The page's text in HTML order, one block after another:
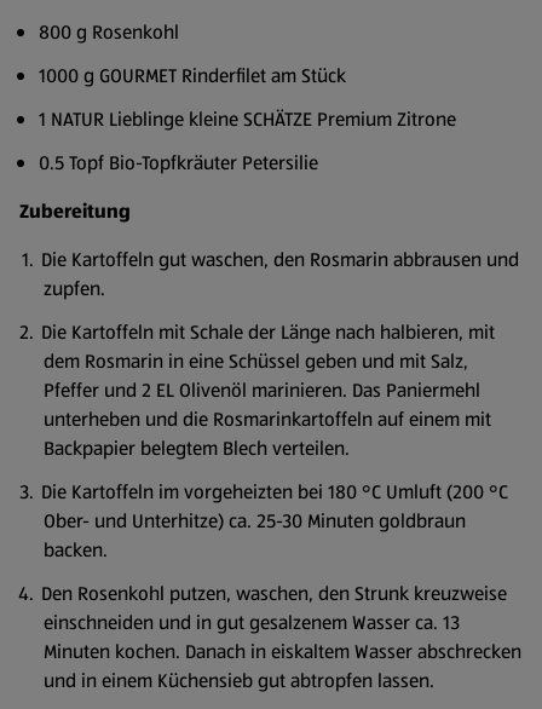
800 g Rosenkohl
1000 g GOURMET Rinderfilet am Stück
1 NATUR Lieblinge kleine SCHÄTZE Premium Zitrone
0.5 Topf Bio-Topfkräuter Petersilie
Zubereitung
Die Kartoffeln gut waschen, den Rosmarin abbrausen und
zupfen.
Die Kartoffeln mit Schale der Länge nach halbieren, mit
dem Rosmarin in eine Schüssel geben und mit Salz,
Pfeffer und 2 EL Olivenöl marinieren. Das Paniermehl
unterheben und die Rosmarinkartoffeln auf einem mit
Backpapier belegtem Blech verteilen.
Die Kartoffeln im vorgeheizten bei 180 °C Umluft (200 °C
Ober- und Unterhitze) ca. 25-30 Minuten goldbraun
backen.
Den Rosenkohl putzen, waschen, den Strunk kreuzweise
einschneiden und in gut gesalzenem Wasser ca. 13
Minuten kochen. Danach in eiskaltem Wasser abschrecken
und in einem Küchensieb gut abtropfen lassen.